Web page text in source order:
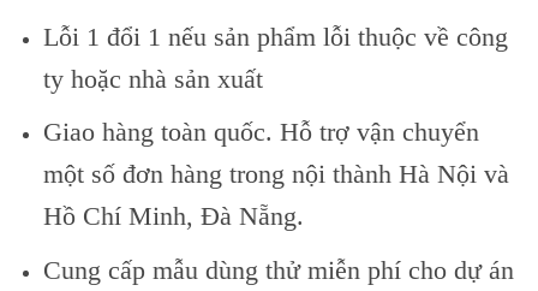
Lỗi 1 đổi 1 nếu sản phẩm lỗi thuộc về công
ty hoặc nhà sản xuất
Giao hàng toàn quốc. Hỗ trợ vận chuyển
một số đơn hàng trong nội thành Hà Nội và
Hồ Chí Minh, Đà Nẵng.
Cung cấp mẫu dùng thử miễn phí cho dự án